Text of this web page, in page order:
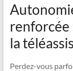
renforcée
la
Perdez-vous